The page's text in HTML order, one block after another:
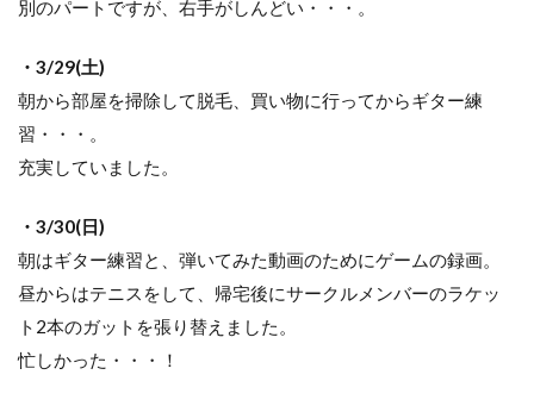
別のパートですが、右手がしんどい・・・。
・3/29(土)
朝から部屋を掃除して脱毛、買い物に行ってからギター練
習・・・。
充実していました。
・3/30(日)
朝はギター練習と、弾いてみた動画のためにゲームの録画。
昼からはテニスをして、帰宅後にサークルメンバーのラケッ
ト2本のガットを張り替えました。
忙しかった・・・！